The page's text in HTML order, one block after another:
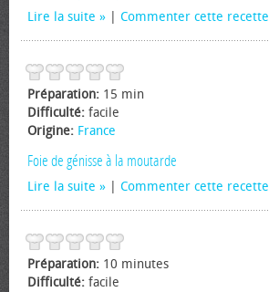
Lire la suite Commenter cette recette
Préparation: 15 min
Difficulté: facile
Origine: France
Foie de génisse à la moutarde
Lire la suite Commenter cette recette
Préparation: 10 minutes
Difficulté: facile